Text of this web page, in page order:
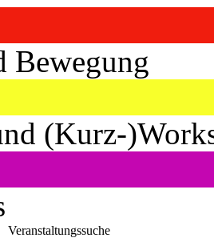
Bewegung
(Kurz-
Veranstaltungssuche